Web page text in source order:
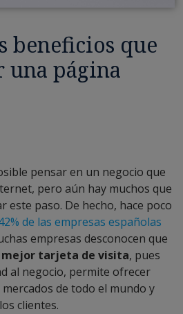
beneficios que
una página
pensar en un negocio que
pero aún hay muchos que
este paso. De hecho, hace poco
de las empresas españolas
empresas desconocen que
mejor tarjeta de visita, pues
al negocio, permite ofrecer
de todo el mundo y
clientes.